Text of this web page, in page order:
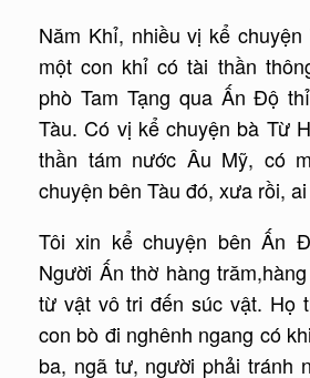
Năm Khỉ, nhiều vị kể chuyện
một con khỉ có tài thần
phò Tam Tạng qua Ấn Độ
Tàu. Có vị kể chuyện bà Từ
thần tám nước Âu Mỹ, có
chuyện bên Tàu đó, xưa rồi,
Tôi xin kể chuyện bên Ấn
Người Ấn thờ hàng
từ vật vô tri đến súc vật. Họ
con bò đi nghênh ngang có
ba, ngã tư, người phải tránh